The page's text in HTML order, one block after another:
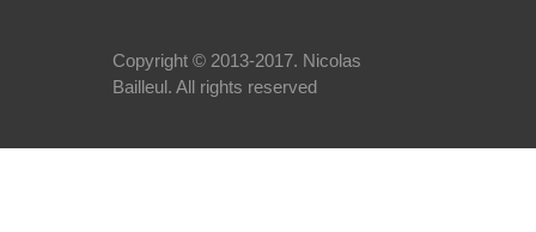
Copyright © 2013-2017. Nicolas
Bailleul . All rights reserved